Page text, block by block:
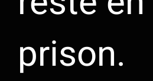
prison.